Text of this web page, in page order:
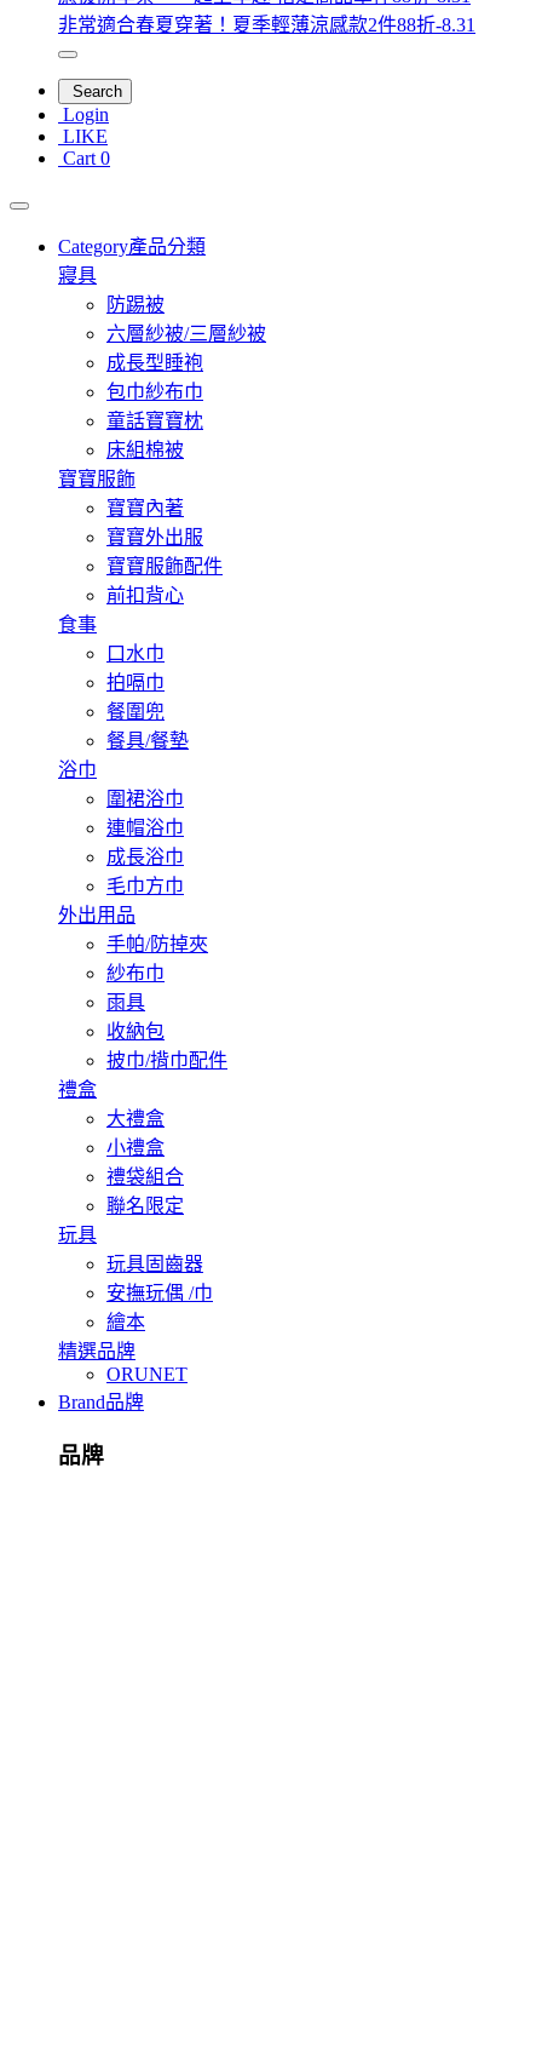
非常適合春夏穿著！夏季輕薄涼感款2件88折-8.31
Search
Login
LIKE
Cart 0
Category產品分類
寢具
防踢被
六層紗被/三層紗被
成長型睡袍
包巾紗布巾
童話寶寶枕
床組棉被
寶寶服飾
寶寶內著
寶寶外出服
寶寶服飾配件
前扣背心
食事
口水巾
拍嗝巾
餐圍兜
餐具/餐墊
浴巾
圍裙浴巾
連帽浴巾
成長浴巾
毛巾方巾
外出用品
手帕/防掉夾
紗布巾
雨具
收納包
披巾/揹巾配件
禮盒
大禮盒
小禮盒
禮袋組合
聯名限定
玩具
玩具固齒器
安撫玩偶 /巾
繪本
精選品牌
ORUNET
Brand品牌
品牌